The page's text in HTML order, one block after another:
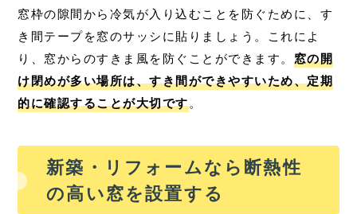
窓枠の隙間から冷気が入り込むことを防ぐために、す
き間テープを窓のサッシに貼りましょう。これによ
り、窓からのすきま風を防ぐことができます。 窓の開
け閉めが多い場所は、すき間ができやすいため、定期
的に確認することが大切です。
新築・リフォームなら断熱性
の高い窓を設置する